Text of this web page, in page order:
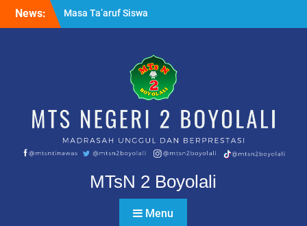
News:
Ujian Tahfidz Qur’an Kelas
IX PK dan Reguler
Kapolsek Nogosari
MTsN 2 Boyolali
Menu